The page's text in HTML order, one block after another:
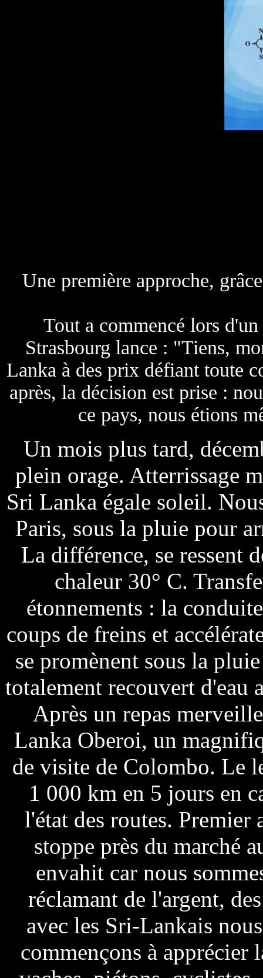
Une première approche,
Tout a commencé lors
Strasbourg lance : "Tiens,
Lanka à des prix défiant toute
après, la décision est prise :
ce pays, nous étions
Un mois plus tard,
plein orage. Atterrissage
Sri Lanka égale soleil.
Paris, sous la pluie pour
La différence, se ressent
chaleur 30° C.
étonnements : la
coups de freins et
se promènent sous la
totalement recouvert d'eau
Après un repas
Lanka Oberoi, un
de visite de Colombo. Le
1 000 km en 5 jours en
l'état des routes. Premier
stoppe près du marché
envahit car nous
réclamant de l'argent,
avec les Sri-Lankais
commençons à